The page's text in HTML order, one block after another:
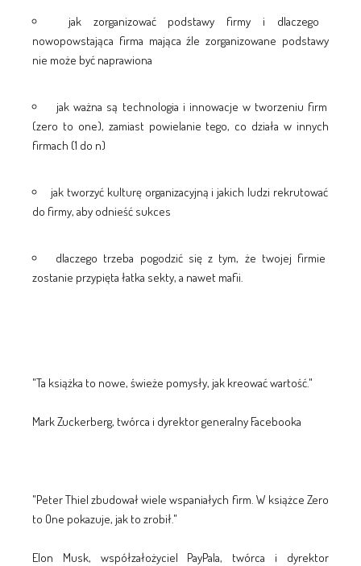
jak zorganizować podstawy firmy i dlaczego
nowopowstająca firma mająca źle zorganizowane podstawy
nie może być naprawiona
jak ważna są technologia i innowacje w tworzeniu firm
(zero to one), zamiast powielanie tego, co działa w innych
firmach (1 do n)
jak tworzyć kulturę organizacyjną i jakich ludzi rekrutować
do firmy, aby odnieść sukces
dlaczego trzeba pogodzić się z tym, że twojej firmie
zostanie przypięta łatka sekty, a nawet mafii.
"Ta książka to nowe, świeże pomysły, jak kreować wartość."
Mark Zuckerberg, twórca i dyrektor generalny Facebooka
"Peter Thiel zbudował wiele wspaniałych firm. W książce Zero
to One pokazuje, jak to zrobił."
Elon Musk, współzałożyciel PayPala, twórca i dyrektor